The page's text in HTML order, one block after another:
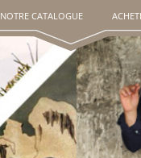
NOTRE CATALOGUE